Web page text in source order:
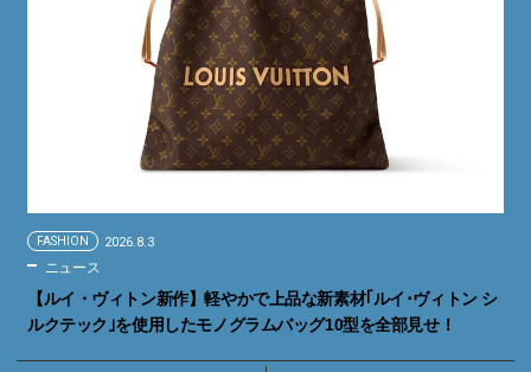
FASHION 2026.8.3
ニュース
【ルイ・ヴィトン新作】軽やかで上品な新素材｢ルイ･ヴィトン シ
ルクテック｣を使用したモノグラムバッグ10型を全部見せ！